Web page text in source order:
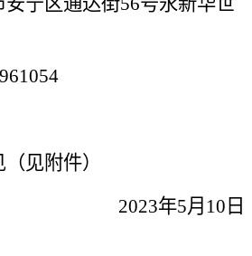
见附件）
2023年5月10日